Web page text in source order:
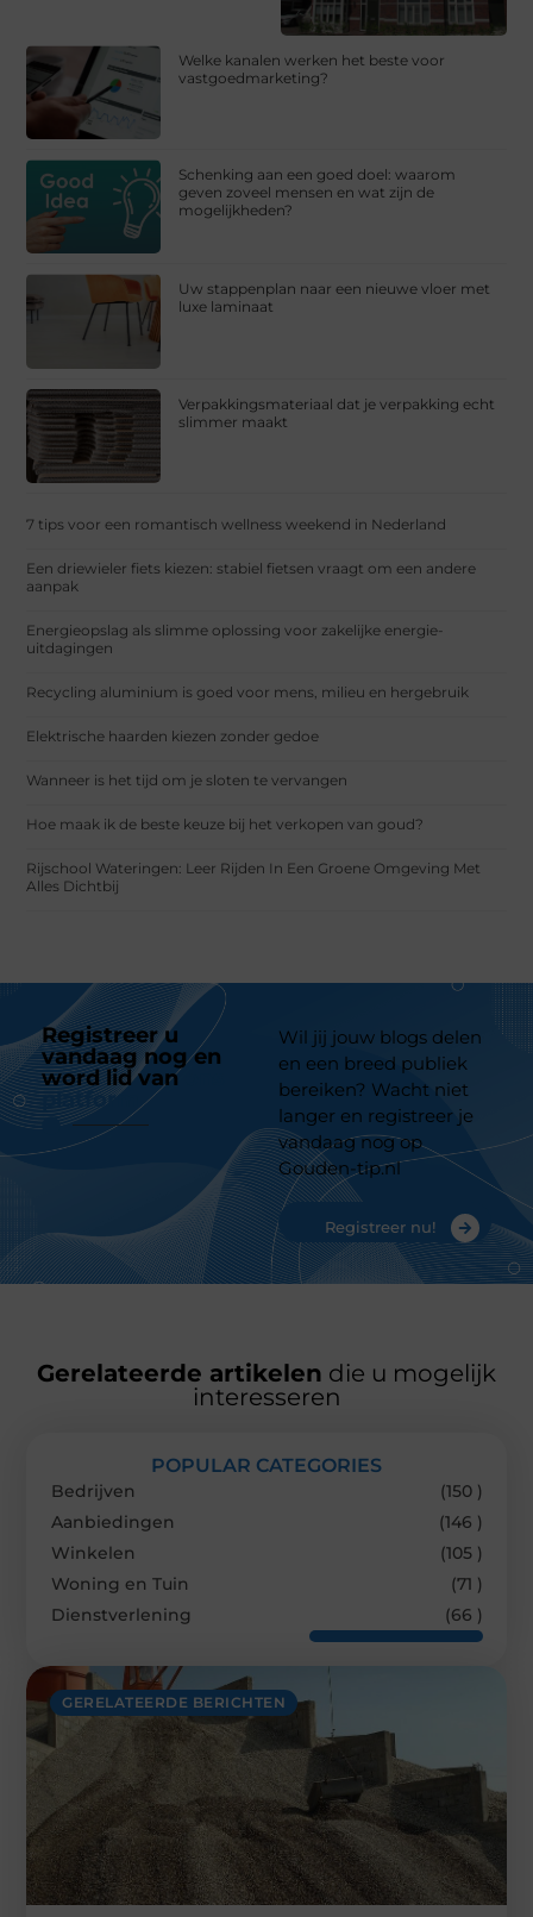
Welke kanalen werken het beste voor
vastgoedmarketing?
Schenking aan een goed doel: waarom
geven zoveel mensen en wat zijn de
mogelijkheden?
Uw stappenplan naar een nieuwe vloer met
luxe laminaat
Verpakkingsmateriaal dat je verpakking echt
slimmer maakt
7 tips voor een romantisch wellness weekend in Nederland
Een driewieler fiets kiezen: stabiel fietsen vraagt om een andere
aanpak
Energieopslag als slimme oplossing voor zakelijke energie-
uitdagingen
Recycling aluminium is goed voor mens, milieu en hergebruik
Elektrische haarden kiezen zonder gedoe
Wanneer is het tijd om je sloten te vervangen
Hoe maak ik de beste keuze bij het verkopen van goud?
Rijschool Wateringen: Leer Rijden In Een Groene Omgeving Met
Alles Dichtbij
Registreer u
vandaag nog en
word lid van
platform
Wil jij jouw blogs delen
en een breed publiek
bereiken? Wacht niet
langer en registreer je
vandaag nog op
Gouden-tip.nl
Registreer nu!
Gerelateerde artikelen die u mogelijk
interesseren
GERELATEERDE BERICHTEN
POPULAR CATEGORIES
Bedrijven
(150 )
Aanbiedingen
(146 )
Winkelen
(105 )
Woning en Tuin
(71 )
Dienstverlening
(66 )